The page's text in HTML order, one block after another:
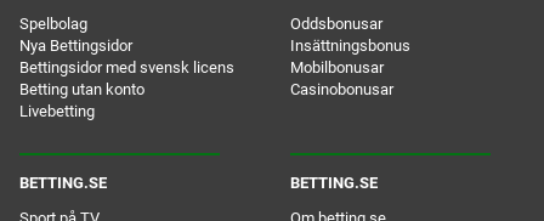
Spelbolag
Nya Bettingsidor
Bettingsidor med svensk licens
Betting utan konto
Livebetting
Oddsbonusar
Insättningsbonus
Mobilbonusar
Casinobonusar
BETTING.SE
BETTING.SE